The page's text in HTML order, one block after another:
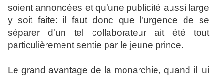
soient annoncées et qu'une publicité aussi large
y soit faite: il faut donc que l'urgence de se
séparer d'un tel collaborateur ait été tout
particulièrement sentie par le jeune prince.
Le grand avantage de la monarchie, quand il lui